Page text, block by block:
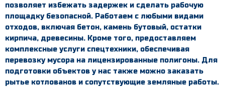
позволяет избежать задержек и сделать рабочую
площадку безопасной. Работаем с любыми видами
отходов, включая бетон, камень бутовый, остатки
кирпича, древесины. Кроме того, предоставляем
комплексные услуги спецтехники, обеспечивая
перевозку мусора на лицензированные полигоны. Для
подготовки объектов у нас также можно заказать
рытье котлованов и сопутствующие земляные работы.